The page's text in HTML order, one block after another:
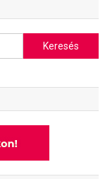
Keresés: